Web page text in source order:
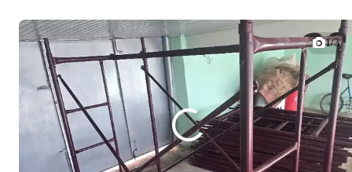
1/3